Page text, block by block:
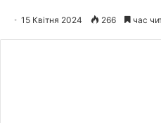
15 Квітня 2024 266 час